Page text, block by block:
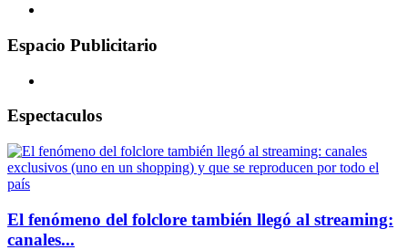
Espacio Publicitario
Espectaculos
El fenómeno del folclore también llegó al streaming:
canales...